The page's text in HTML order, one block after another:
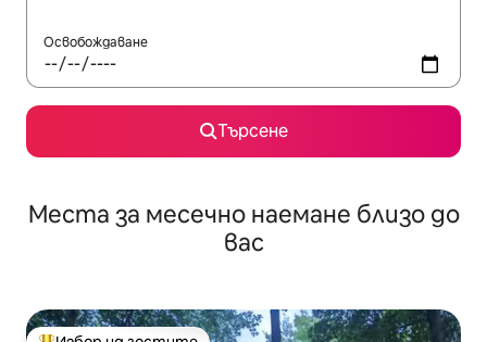
Освобождаване
Търсене
Места за месечно наемане близо до
вас